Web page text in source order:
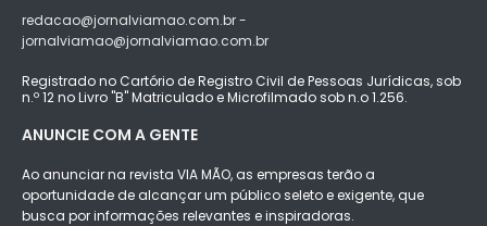
redacao@jornalviamao.com.br -
jornalviamao@jornalviamao.com.br
Registrado no Cartório de Registro Civil de Pessoas Jurídicas, sob
n.º 12 no Livro "B" Matriculado e Microfilmado sob n.o 1.256.
ANUNCIE COM A GENTE
Ao anunciar na revista VIA MÃO, as empresas terão a
oportunidade de alcançar um público seleto e exigente, que
busca por informações relevantes e inspiradoras.